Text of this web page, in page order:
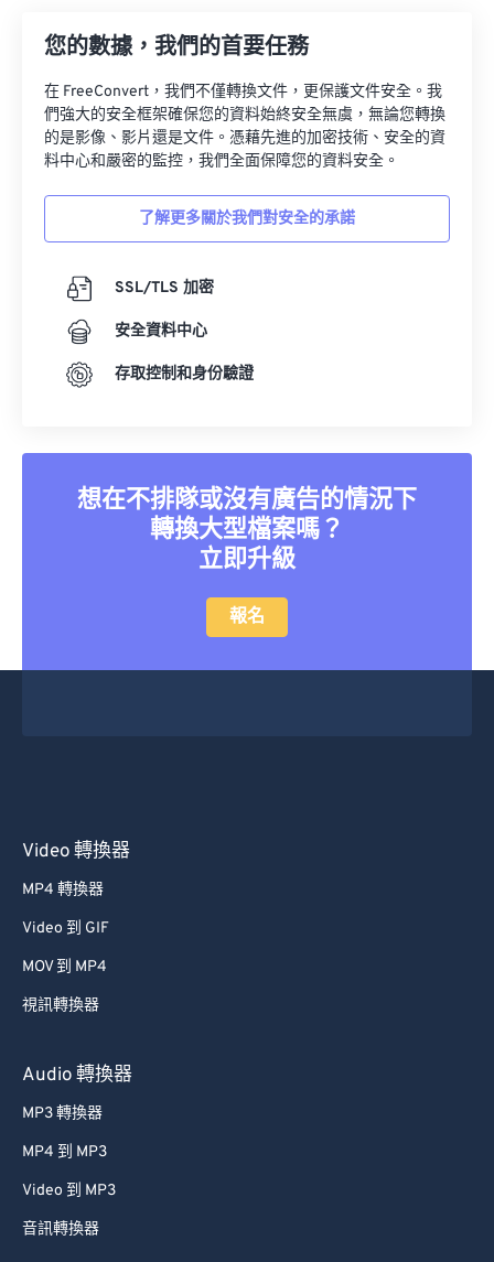
您的數據，我們的首要任務
在 FreeConvert，我們不僅轉換文件，更保護文件安全。我
們強大的安全框架確保您的資料始終安全無虞，無論您轉換
的是影像、影片還是文件。憑藉先進的加密技術、安全的資
料中心和嚴密的監控，我們全面保障您的資料安全。
了解更多關於我們對安全的承諾
SSL/TLS 加密
安全資料中心
存取控制和身份驗證
想在不排隊或沒有廣告的情況下
轉換大型檔案嗎？
立即升級
報名
Video 轉換器
MP4 轉換器
Video 到 GIF
MOV 到 MP4
視訊轉換器
Audio 轉換器
MP3 轉換器
MP4 到 MP3
Video 到 MP3
音訊轉換器